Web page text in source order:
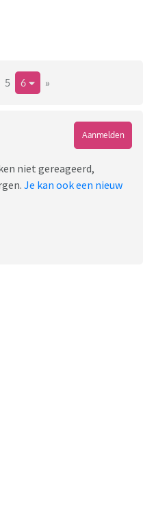
5 6 »
Aanmelden
niet gereageerd,
Je kan ook een nieuw